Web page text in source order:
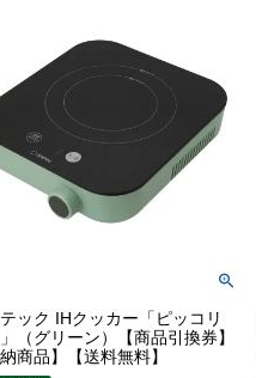
テック IHクッカー「ピッコリ
（グリーン）【商品引換券】
納商品】【送料無料】